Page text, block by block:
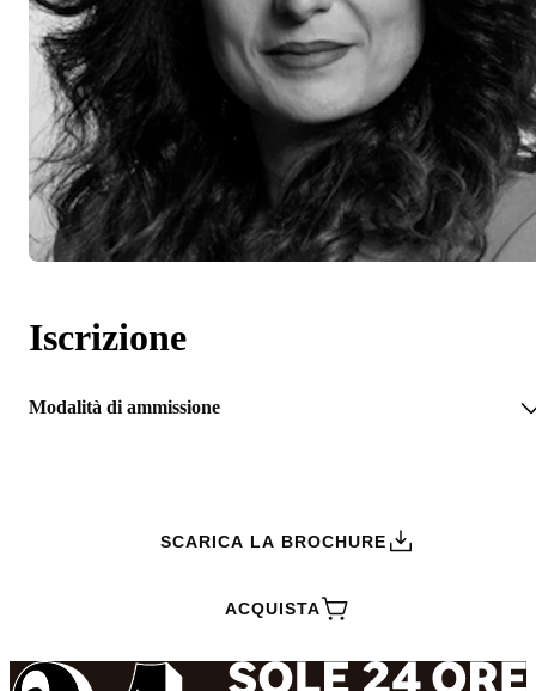
Iscrizione
Modalità di ammissione
SCARICA LA BROCHURE
ACQUISTA